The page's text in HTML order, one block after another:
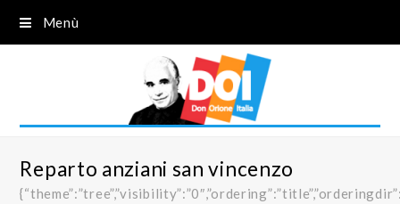
Menù
Reparto anziani san vincenzo